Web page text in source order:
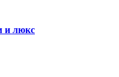
и люкс